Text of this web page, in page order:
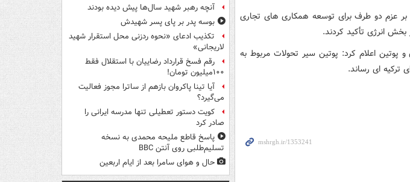
عزم دو طرف برای توسعه همکاری های تجاری
انرژی تأکید کردند.
و پوتین اعلام کرد: پوتین سیر تحولات مربوط به
ترکیه ای رساند.
آنچه رهبر شهید سال‌ها پیش دیده بودند
بوسه‌ پدر بر پای پسر شهیدش
تکذیب ادعای «نحوه ردزنی محل استقرار شهید
لاریجانی»
رقم فسخ قرارداد رضاییان با استقلال فقط
۱۰۰میلیون تومان!
آیا تینا پاکروان بازهم از ساترا مجوز فعالیت
می‌گیرد؟
کویت دستور تعطیلی تنها مدرسه ایرانی را
صادر کرد
پاسخ قاطع ملیحه محمدی به نسخه
تسلیم‌طلبی روی آنتن BBC
حال و هوای سامرا بعد از ایام اربعین